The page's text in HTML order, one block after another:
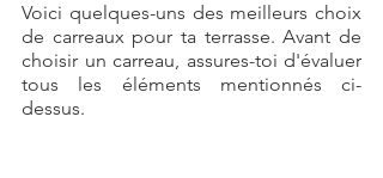
Voici quelques-uns des meilleurs choix
de carreaux pour ta terrasse. Avant de
choisir un carreau, assures-toi d'évaluer
tous les éléments mentionnés ci-
dessus.